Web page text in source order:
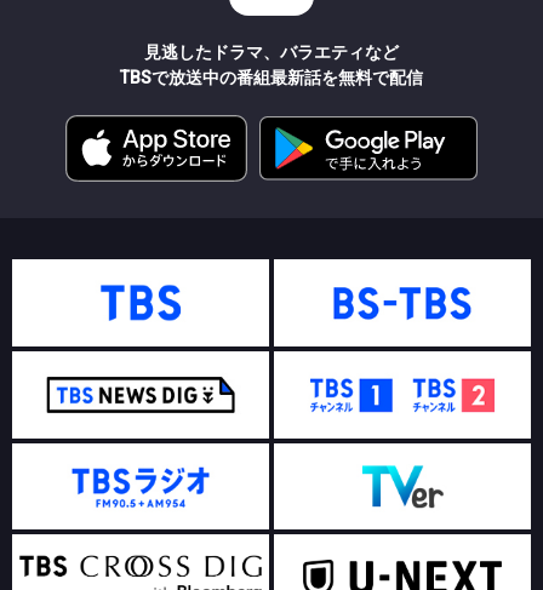
見逃したドラマ、バラエティなど
TBSで放送中の番組最新話を無料で配信